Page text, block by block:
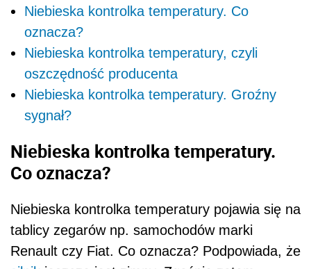
Niebieska kontrolka temperatury. Co
oznacza?
Niebieska kontrolka temperatury, czyli
oszczędność producenta
Niebieska kontrolka temperatury. Groźny
sygnał?
Niebieska kontrolka temperatury.
Co oznacza?
Niebieska kontrolka temperatury pojawia się na
tablicy zegarów np. samochodów marki
Renault czy Fiat. Co oznacza? Podpowiada, że